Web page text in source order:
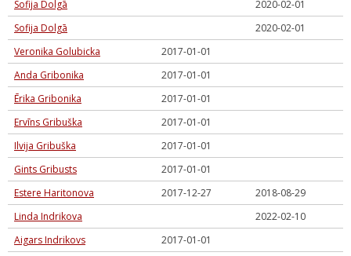
Sofija Dolgā
2020-02-01
Sofija Dolgā
2020-02-01
Veronika Golubicka
2017-01-01
Anda Gribonika
2017-01-01
Ērika Gribonika
2017-01-01
Ervīns Gribuška
2017-01-01
Ilvija Gribuška
2017-01-01
Gints Gribusts
2017-01-01
Estere Haritonova
2017-12-27
2018-08-29
Linda Indrikova
2022-02-10
Aigars Indrikovs
2017-01-01